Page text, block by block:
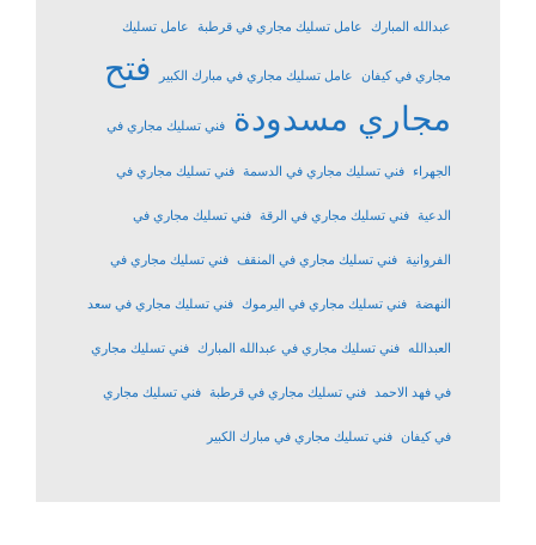
عبدالله المبارك عامل تسليك مجاري في قرطبة عامل تسليك
مجاري في كيفان عامل تسليك مجاري في مبارك الكبير
فتح
مجاري مسدودة
فني تسليك مجاري في
الجهراء فني تسليك مجاري في الدسمة فني تسليك مجاري في
الدعية فني تسليك مجاري في الرقة فني تسليك مجاري في
الفروانية فني تسليك مجاري في المنقف فني تسليك مجاري في
النهضة فني تسليك مجاري في اليرموك فني تسليك مجاري في سعد
العبدالله فني تسليك مجاري في عبدالله المبارك فني تسليك مجاري
في فهد الاحمد فني تسليك مجاري في قرطبة فني تسليك مجاري
في كيفان فني تسليك مجاري في مبارك الكبير